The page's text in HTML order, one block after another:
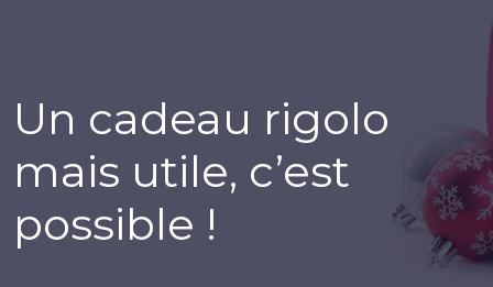
Un cadeau rigolo
mais utile, c’est
possible !